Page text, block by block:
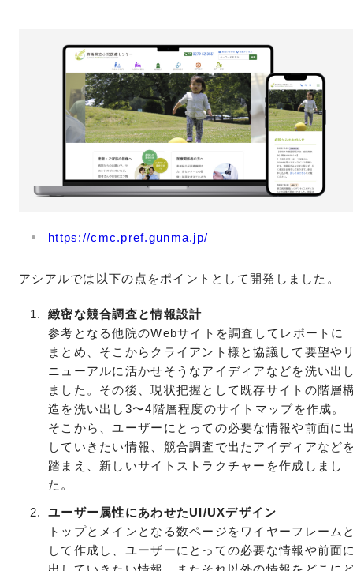
https://cmc.pref.gunma.jp/
アシアルでは以下の点をポイントとして開発しました。
緻密な競合調査と情報設計
参考となる他院のWebサイトを調査してレポートに
まとめ、そこからクライアント様と協議して要望や
ニューアルに活かせそうなアイディアなどを洗い出
ました。その後、現状把握として既存サイトの階層
造を洗い出し3〜4階層程度のサイトマップを作成。
そこから、ユーザーにとっての必要な情報や前面に
していきたい情報、競合調査で出たアイディアなど
踏まえ、新しいサイトストラクチャーを作成しまし
た。
ユーザー属性にあわせたUI/UXデザイン
トップとメインとなる数ページをワイヤーフレーム
して作成し、ユーザーにとっての必要な情報や前面